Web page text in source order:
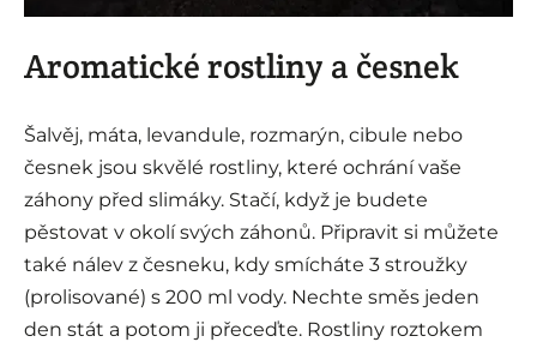
Aromatické rostliny a česnek
Šalvěj, máta, levandule, rozmarýn, cibule nebo
česnek jsou skvělé rostliny, které ochrání vaše
záhony před slimáky. Stačí, když je budete
pěstovat v okolí svých záhonů. Připravit si můžete
také nálev z česneku, kdy smícháte 3 stroužky
(prolisované) s 200 ml vody. Nechte směs jeden
den stát a potom ji přeceďte. Rostliny roztokem